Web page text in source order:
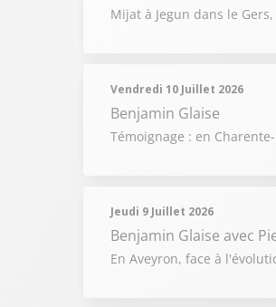
Mijat à Jegun dans le
Vendredi 10 Juillet 2026
Benjamin Glaise
Témoignage : en
Jeudi 9 Juillet 2026
Benjamin Glaise avec
En Aveyron, face à